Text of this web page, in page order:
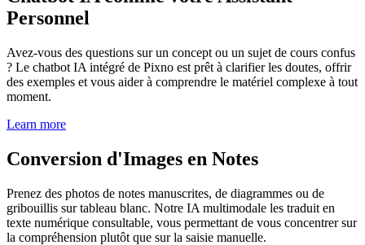
Personnel
Avez-vous des questions sur un concept ou un sujet de cours confus
? Le chatbot IA intégré de Pixno est prêt à clarifier les doutes, offrir
des exemples et vous aider à comprendre le matériel complexe à tout
moment.
Learn more
Conversion d'Images en Notes
Prenez des photos de notes manuscrites, de diagrammes ou de
gribouillis sur tableau blanc. Notre IA multimodale les traduit en
texte numérique consultable, vous permettant de vous concentrer sur
la compréhension plutôt que sur la saisie manuelle.